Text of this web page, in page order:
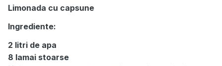
Limonada cu capsune
Ingrediente:
2 litri de apa
8 lamai stoarse